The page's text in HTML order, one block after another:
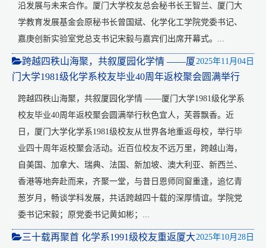
沿发展与未来合作。厦门大学校友总会秘书长王智兰、厦门大
学教育发展基金会原秘书长曾国斌、化学化工学院党委书记、
嘉庚创新实验室党总支书记宋毅与嘉宾们出席开幕式。...
2025年11月04日
跨越四秩山海聚，共叙厦园化学情 ——厦
门大学1981级化学系校友毕业40周年返校聚会圆满举行
跨越四秩山海聚，共叙厦园化学情 ——厦门大学1981级化学系
校友毕业40周年返校聚会圆满举行秋色宜人，芙蓉飘香。近
日，厦门大学化学系1981级校友从世界各地重返母校，举行毕
业四十周年返校聚会活动。近百位校友不远万里，跨越山海，
自美国、加拿大、瑞典、法国、新加坡、澳大利亚、新西兰、
香港等地奔赴而来，齐聚一堂，与昔日恩师同窗重逢，追忆青
葱岁月，畅谈学科发展，共话跨越四十载的深厚情谊。学院党
委书记宋毅；原党委书记黄如彬；...
2025年10月28日
三十载再聚首 化学系1991级校友重返厦大